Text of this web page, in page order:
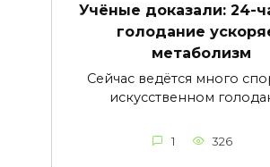
Учёные доказали: 24-
голодание
метаболизм
Сейчас ведётся много
искусственном
1 326